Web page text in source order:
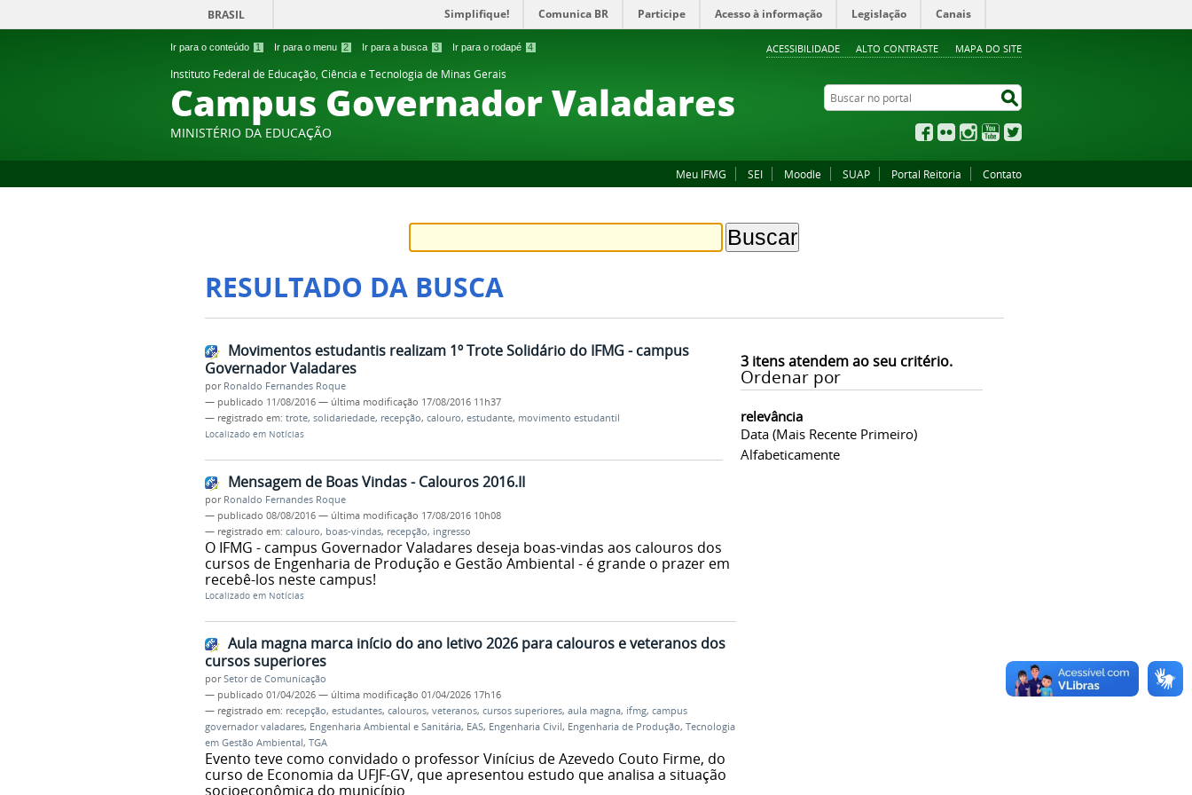
Ir para o conteúdo 1 Ir para o menu 2 Ir para a busca 3 Ir para o rodapé 4 ACESSIBILIDADE ALTO CONTRASTE MAPA DO SITE
BRASIL Simplifique! Comunica BR Participe Acesso à informação Legislação Canais
Instituto Federal de Educação, Ciência e Tecnologia de Minas Gerais
Campus Governador Valadares
MINISTÉRIO DA EDUCAÇÃO
Buscar no portal
Facebook
Flickr InstagramYouTube
Meu IFMG SEI Moodle SUAP Portal Reitoria Contato
RESULTADO DA BUSCA
3itens atendem ao seu critério.
Ordenar por
relevância
Data (mais Recente Primeiro)
Alfabeticamente
Movimentos estudantis realizam 1º Trote Solidário do IFMG - campus
Governador Valadares
por Ronaldo Fernandes Roque
— publicado 11/08/2016 — última modificação 17/08/2016 11h37
— registrado em: trote, solidariedade, recepção, calouro, estudante, movimento estudantil
Localizado em Notícias
Mensagem de Boas Vindas - Calouros 2016.II
por Ronaldo Fernandes Roque
— publicado 08/08/2016 — última modificação 17/08/2016 10h08
— registrado em: calouro, boas-vindas, recepção, ingresso
O IFMG - campus Governador Valadares deseja boas-vindas aos calouros dos
cursos de Engenharia de Produção e Gestão Ambiental - é grande o prazer em
recebê-los neste campus!
Localizado em Notícias
Aula magna marca início do ano letivo 2026 para calouros e veteranos dos
cursos superiores
porSetor de Comunicação
— publicado 01/04/2026 — última modificação 01/04/2026 17h16
— registrado em: recepção, estudantes, calouros, veteranos, cursos superiores, aula magna, ifmg, campus
governador valadares, Engenharia Ambiental e Sanitária, EAS, Engenharia Civil, Engenharia de Produção, Tecnologia
em Gestão Ambiental, TGA
Evento teve como convidado o professor Vinícius de Azevedo Couto Firme, do
curso de Economia da UFJF-GV, que apresentou estudo que analisa a situação
socioeconômica do município